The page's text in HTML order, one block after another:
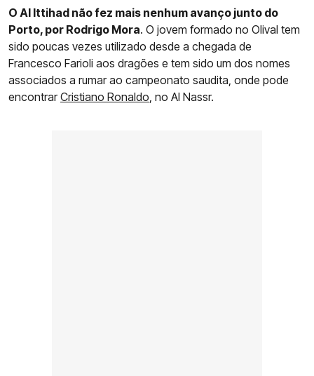
O Al Ittihad não fez mais nenhum avanço junto do
Porto, por Rodrigo Mora. O jovem formado no Olival tem
sido poucas vezes utilizado desde a chegada de
Francesco Farioli aos dragões e tem sido um dos nomes
associados a rumar ao campeonato saudita, onde pode
encontrarCristiano Ronaldo, no Al Nassr.